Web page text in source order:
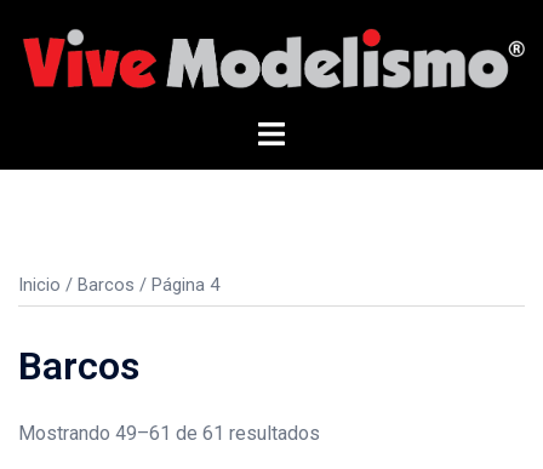
contenido
Alternar
Inicio / Barcos / Página 4
Barcos
Mostrando 49–61 de 61 resultados